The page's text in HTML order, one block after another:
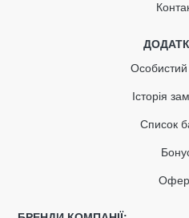
Оснащений
Особистий
Історія
Список